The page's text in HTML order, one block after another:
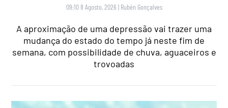
09:10 8 Agosto, 2026 | Rubén Gonçalves
A aproximação de uma depressão vai trazer uma
mudança do estado do tempo já neste fim de
semana, com possibilidade de chuva, aguaceiros e
trovoadas